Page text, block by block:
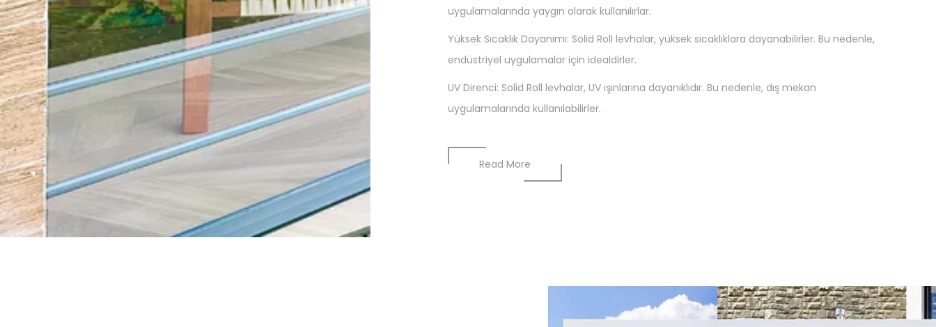
uygulamalarında yaygın olarak kullanılırlar.
Yüksek Sıcaklık Dayanımı: Solid Roll levhalar, yüksek sıcaklıklara dayanabilirler. Bu nedenle,
endüstriyel uygulamalar için idealdirler.
UV Direnci: Solid Roll levhalar, UV ışınlarına dayanıklıdır. Bu nedenle, dış mekan
uygulamalarında kullanılabilirler.
Read More